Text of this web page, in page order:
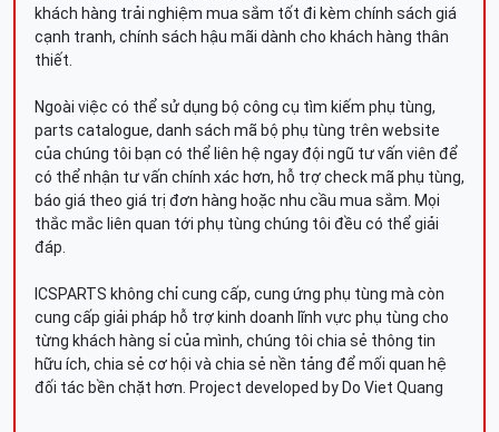
khách hàng trải nghiệm mua sắm tốt đi kèm chính sách giá
cạnh tranh, chính sách hậu mãi dành cho khách hàng thân
thiết.
Ngoài việc có thể sử dụng bộ công cụ tìm kiếm phụ tùng,
parts catalogue, danh sách mã bộ phụ tùng trên website
của chúng tôi bạn có thể liên hệ ngay đội ngũ tư vấn viên để
có thể nhận tư vấn chính xác hơn, hỗ trợ check mã phụ tùng,
báo giá theo giá trị đơn hàng hoặc nhu cầu mua sắm. Mọi
thắc mắc liên quan tới phụ tùng chúng tôi đều có thể giải
đáp.
ICSPARTS không chỉ cung cấp, cung ứng phụ tùng mà còn
cung cấp giải pháp hỗ trợ kinh doanh lĩnh vực phụ tùng cho
từng khách hàng sỉ của mình, chúng tôi chia sẻ thông tin
hữu ích, chia sẻ cơ hội và chia sẻ nền tảng để mối quan hệ
đối tác bền chặt hơn. Project developed by Do Viet Quang